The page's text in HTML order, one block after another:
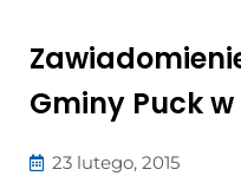
Gminy Puck
23 lutego, 2015